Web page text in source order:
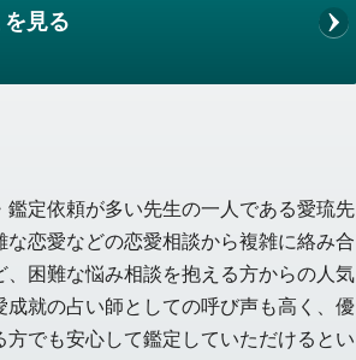
を見る
定依頼が多い先生の一人である愛琉先
恋愛などの恋愛相談から複雑に絡み合
困難な悩み相談を抱える方からの人気
就の占い師としての呼び声も高く、優
でも安心して鑑定していただけるとい